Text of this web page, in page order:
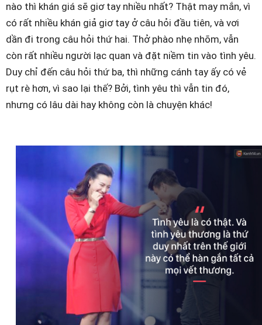
nào thì khán giá sẽ giơ tay nhiều nhất? Thật may mắn, vì
có rất nhiều khán giả giơ tay ở câu hỏi đầu tiên, và vơi
dần đi trong câu hỏi thứ hai. Thở phào nhẹ nhõm, vẫn
còn rất nhiều người lạc quan và đặt niềm tin vào tình yêu.
Duy chỉ đến câu hỏi thứ ba, thì những cánh tay ấy có vẻ
rụt rè hơn, vì sao lại thế? Bởi, tình yêu thì vẫn tin đó,
nhưng có lâu dài hay không còn là chuyện khác!